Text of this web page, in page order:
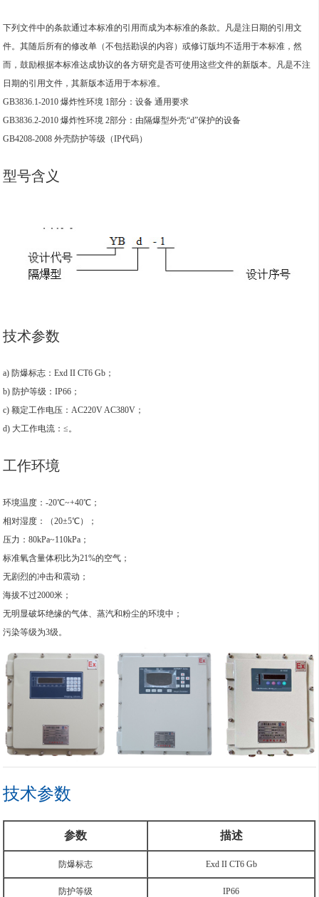
下列文件中的条款通过本标准的引用而成为本标准的条款。凡是注日期的引用文
件。其随后所有的修改单（不包括勘误的内容）或修订版均不适用于本标准，然
而，鼓励根据本标准达成协议的各方研究是否可使用这些文件的新版本。凡是不注
日期的引用文件，其新版本适用于本标准。
GB3836.1-2010 爆炸性环境 1部分：设备 通用要求
GB3836.2-2010 爆炸性环境 2部分：由隔爆型外壳“d”保护的设备
GB4208-2008 外壳防护等级（IP代码）
型号含义
技术参数
a) 防爆标志：Exd II CT6 Gb；
b) 防护等级：IP66；
c) 额定工作电压：AC220V AC380V；
d) 大工作电流：≤。
工作环境
环境温度：-20℃~+40℃；
相对湿度：（20±5℃）；
压力：80kPa~110kPa；
标准氧含量体积比为21%的空气；
无剧烈的冲击和震动；
海拔不过2000米；
无明显破坏绝缘的气体、蒸汽和粉尘的环境中；
污染等级为3级。
技术参数
参数 描述
防爆标志 Exd II CT6 Gb
防护等级 IP66